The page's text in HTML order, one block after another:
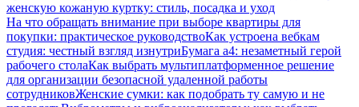
женскую кожаную куртку: стиль, посадка и уход
На что обращать внимание при выборе квартиры для
покупки: практическое руководствоКак устроена вебкам
студия: честный взгляд изнутриБумага а4: незаметный герой
рабочего столаКак выбрать мультиплатформенное решение
для организации безопасной удаленной работы
сотрудниковЖенские сумки: как подобрать ту самую и не